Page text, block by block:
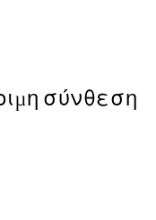
σύνθεση